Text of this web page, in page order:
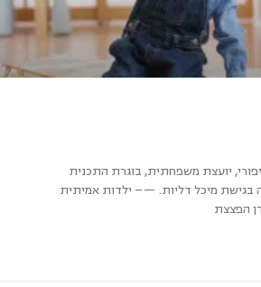
יועצת משפחתית, בוגרת התכנית
מיכל דליות. —– ילדות אמיתית
הפצצת